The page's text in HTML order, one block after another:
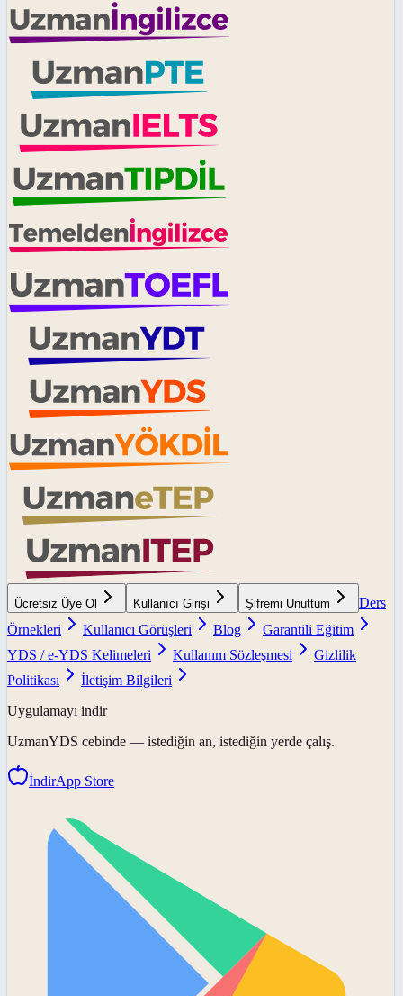
Ücretsiz Üye Ol Kullanıcı Girişi Şifremi Unuttum
Ders
Örnekleri
Kullanıcı Görüşleri Blog
Garantili Eğitim
YDS / e-YDS Kelimeleri
Kullanım Sözleşmesi
Gizlilik
Politikası
İletişim Bilgileri
Uygulamayı indir
UzmanYDS cebinde — istediğin an, istediğin yerde çalış.
İndirApp Store